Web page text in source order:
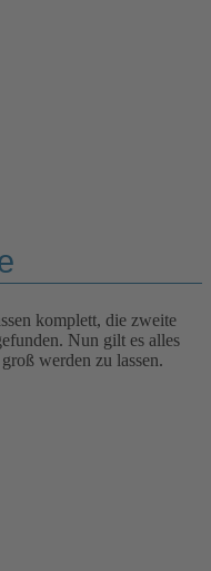
komplett, die zweite
Nun gilt es alles
werden zu lassen.